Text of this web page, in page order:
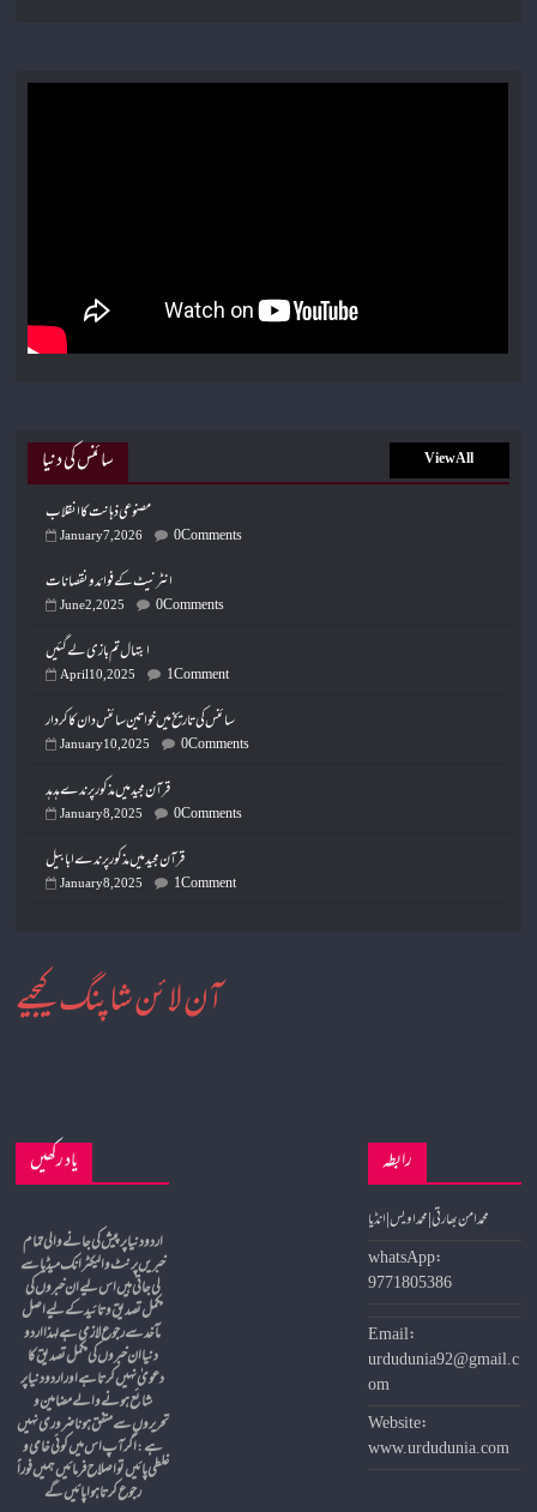
سائنس کی دنیا View All
مصنوعی ذہانت کا انقلاب
January 7, 2026 0 Comments
انٹرنیٹ کے فوائد و نقصانات
June 2, 2025 0 Comments
ابتہال تم بازی لے گئیں
April 10, 2025 1 Comment
سائنس کی تاریخ میں خواتین سائنس دان کا کردار
January 10, 2025 0 Comments
قرآن مجید میں مذکور پرندے ہدہد
January 8, 2025 0 Comments
قرآن مجید میں مذکور پرندے ابابیل
January 8, 2025 1 Comment
آن لائن شاپنگ کیجیے
یاد رکھیں
خبریں پرنٹ و الیکٹرانک میڈیا سے
لی جاتی ہیں اس لیے ان خبروں کی
مکمل تصدیق و تائید کے لیے اصل
مآخد سے رجوع لازمی ہے لہذا اردو
دنیا ان خبروں کی مکمل تصدیق کا
دعویٰ نہیں کرتا ہے اور اردو دنیا پر
شائع ہونے والے مضامین و
تحریروں سے متفق ہونا ضروری نہیں
ہے:اگر آپ اس میں کوئی خامی و
غلطی پائیں تو اصلاح فرمائیں ہمیں فوراً
رجوع کرتا ہوا پائیں گے
رابطہ
محمد امن بھارتی | محمد اویس | انڈیا
whatsApp:
9771805386
Email:
urdudunia92@gmail.c
om
Website:
www.urdudunia.com